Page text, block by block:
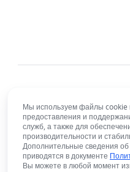
Русский язык
Bahasa Indonesia
Мы используем файлы cookie
предоставления и
служб, а также для
производительности и
Дополнительные сведения
приводятся в документе
Вы можете в любой момент